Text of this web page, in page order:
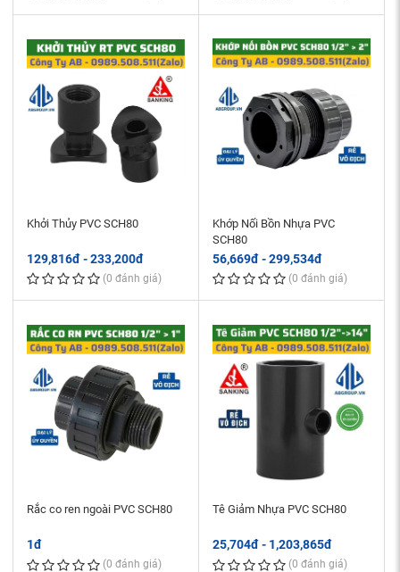
Khởi Thủy PVC SCH80
129,816đ - 233,200đ
(0 đánh giá)
Khớp Nối Bồn Nhựa PVC
SCH80
56,669đ - 299,534đ
(0 đánh giá)
Rắc co ren ngoài PVC SCH80
1đ
(0 đánh giá)
Tê Giảm Nhựa PVC SCH80
25,704đ - 1,203,865đ
(0 đánh giá)